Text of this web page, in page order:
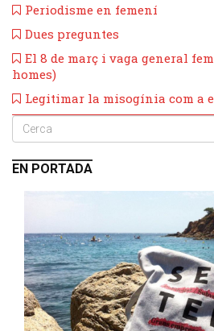
Periodisme en femení
Dues preguntes
​El 8 de març i vaga general
homes)
​Legitimar la misogínia com a
EN PORTADA